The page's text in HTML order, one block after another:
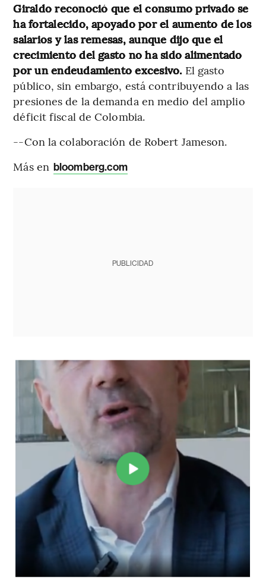
Giraldo reconoció que el consumo privado se
ha fortalecido, apoyado por el aumento de los
salarios y las remesas, aunque dijo que el
crecimiento del gasto no ha sido alimentado
por un endeudamiento excesivo. El gasto
público, sin embargo, está contribuyendo a las
presiones de la demanda en medio del amplio
déficit fiscal de Colombia.
--Con la colaboración de Robert Jameson.
Más en bloomberg.com
PUBLICIDAD